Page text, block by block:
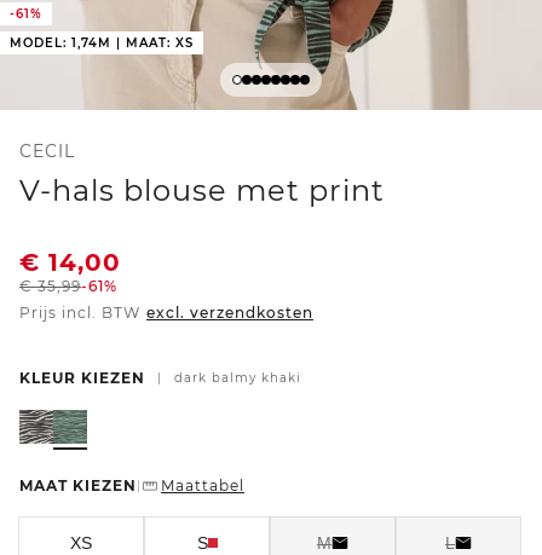
-61%
MODEL: 1,74M | MAAT: XS
CECIL
V-hals blouse met print
€ 14,00
€35,99-61%
Prijs incl. BTW excl. verzendkosten
KLEUR KIEZEN dark balmy khaki
MAAT KIEZEN Maattabel
XS S M L